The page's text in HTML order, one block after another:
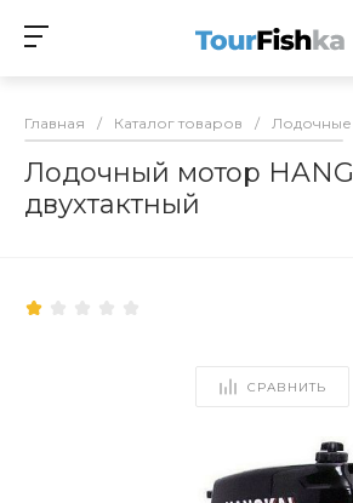
Главная / Каталог товаров /
Лодочный мотор
двухтактный
СРАВНИТЬ